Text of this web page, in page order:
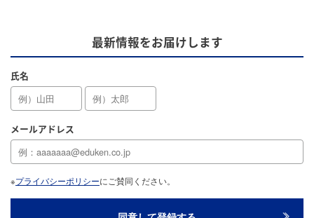
最新情報をお届けします
氏名
メールアドレス
※プライバシーポリシーにご賛同ください。